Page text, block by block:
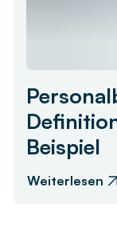
Beispiel
Weiterlesen